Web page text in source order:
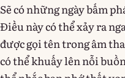
Sẽ có những ngày bấm
Điều này có thể xảy ra
được gọi tên trong âm
có thể khuấy lên nỗi